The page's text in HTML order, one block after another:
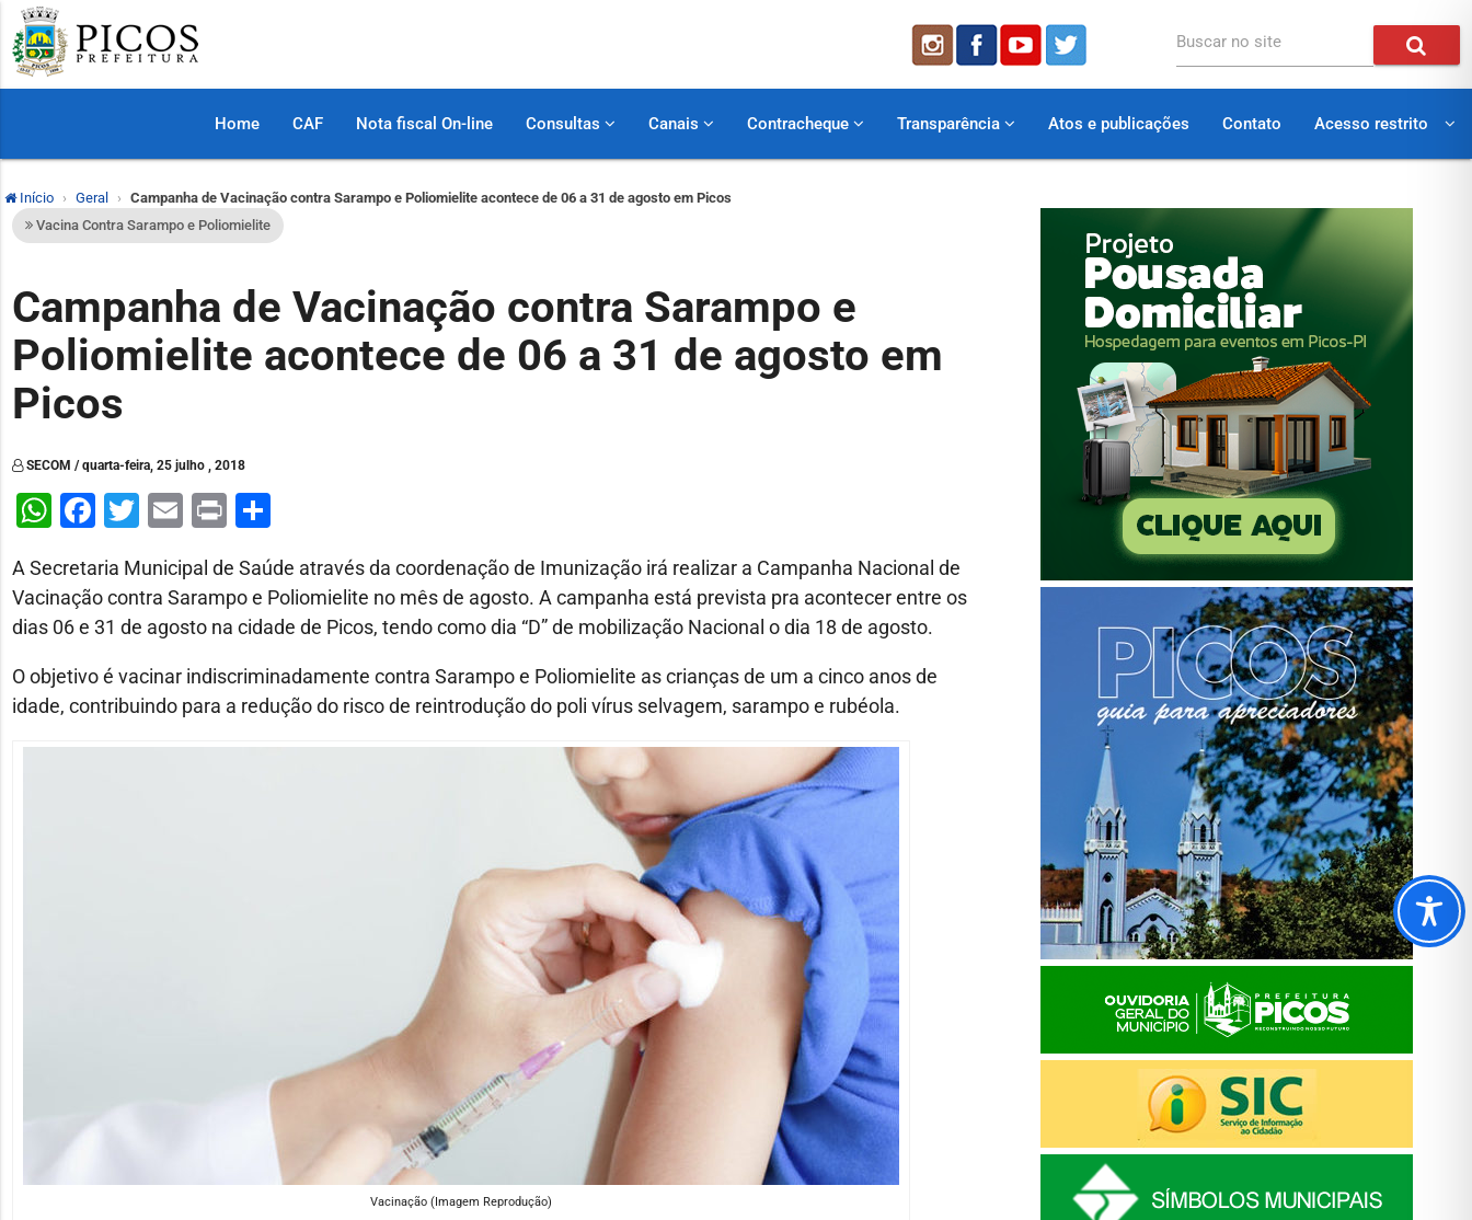
Buscar no site
Home CAF Nota fiscal On-line Consultas Canais Contracheque Transparência Atos e publicações Contato Acesso restrito
Início Geral
Campanha de Vacinação contra Sarampo e Poliomielite acontece de 06 a 31 de agosto em Picos
Vacina Contra Sarampo e Poliomielite
Campanha de Vacinação contra Sarampo e
Poliomielite acontece de 06 a 31 de agosto em
Picos
SECOM / quarta-feira, 25 julho , 2018
WhatsApp
Facebook
Twitter
Email
Print
A Secretaria Municipal de Saúde através da coordenação de Imunização irá realizar a Campanha Nacional de
Vacinação contra Sarampo e Poliomielite no mês de agosto. A campanha está prevista pra acontecer entre os
dias 06 e 31 de agosto na cidade de Picos, tendo como dia “D” de mobilização Nacional o dia 18 de agosto.
O objetivo é vacinar indiscriminadamente contra Sarampo e Poliomielite as crianças de um a cinco anos de
idade, contribuindo para a redução do risco de reintrodução do poli vírus selvagem, sarampo e rubéola.
Vacinação (Imagem Reprodução)